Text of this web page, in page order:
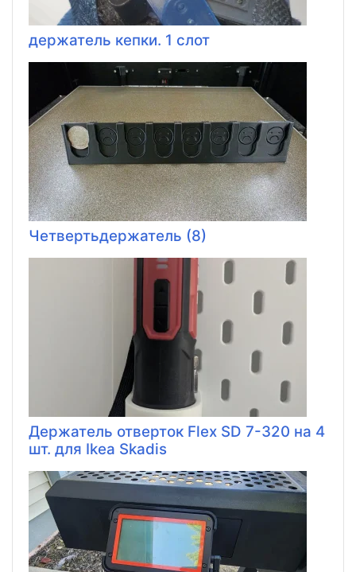
держатель кепки. 1 слот
Четвертьдержатель (8)
Держатель отверток Flex SD 7-320 на 4
шт. для Ikea Skadis